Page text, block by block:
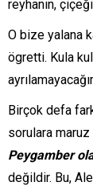
reyhanın,
O bize yalana
ögretti. Kula
Birçok defa
sorulara maruz
Peygamber
değildir. Bu,